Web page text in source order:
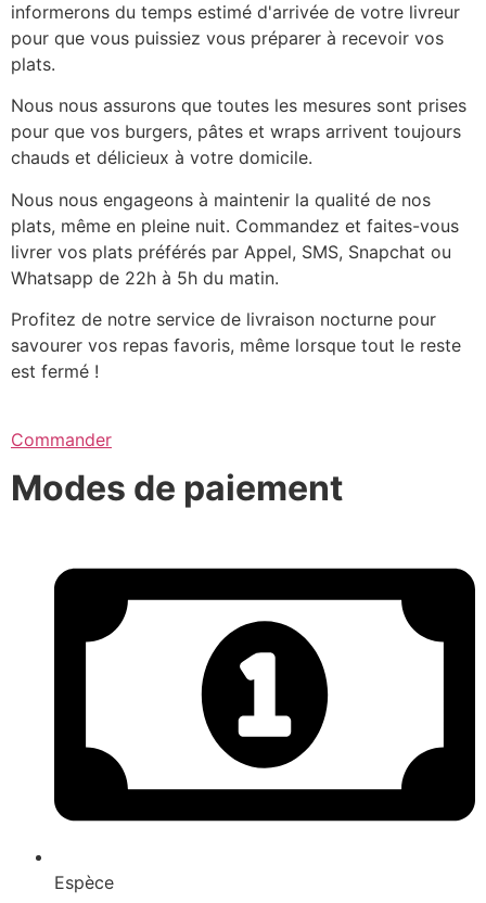
informerons du temps estimé d'arrivée de votre livreur
pour que vous puissiez vous préparer à recevoir vos
plats.
Nous nous assurons que toutes les mesures sont prises
pour que vos burgers, pâtes et wraps arrivent toujours
chauds et délicieux à votre domicile.
Nous nous engageons à maintenir la qualité de nos
plats, même en pleine nuit. Commandez et faites-vous
livrer vos plats préférés par Appel, SMS, Snapchat ou
Whatsapp de 22h à 5h du matin.
Profitez de notre service de livraison nocturne pour
savourer vos repas favoris, même lorsque tout le reste
est fermé !
Commander
Modes de paiement
Espèce